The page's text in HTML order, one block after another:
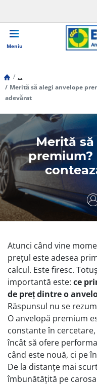
Meniu
...
Merită să alegi anvelope
adevărat
Merită
premium?
Atunci când vine
prețul este adesea
calcul. Este firesc.
importantă este: ce
de preț dintre o
Răspunsul nu se
O anvelopă premium
constante în
încât să ofere
când este nouă, ci pe
De la distanțe mai
îmbunătățită pe